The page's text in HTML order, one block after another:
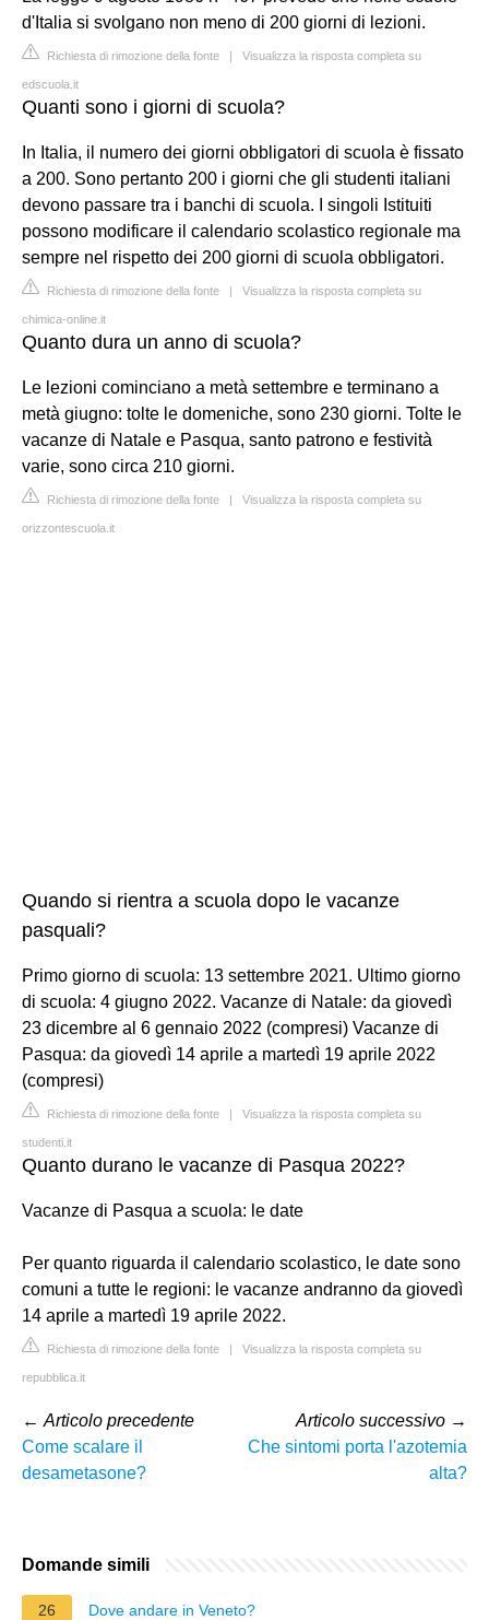
d'Italia si svolgano non meno di 200 giorni di lezioni.
Richiesta di rimozione della fonte | Visualizza la risposta completa su
edscuola.it
Quanti sono i giorni di scuola?
In Italia, il numero dei giorni obbligatori di scuola è fissato
a 200. Sono pertanto 200 i giorni che gli studenti italiani
devono passare tra i banchi di scuola. I singoli Istituiti
possono modificare il calendario scolastico regionale ma
sempre nel rispetto dei 200 giorni di scuola obbligatori.
Richiesta di rimozione della fonte | Visualizza la risposta completa su
chimica-online.it
Quanto dura un anno di scuola?
Le lezioni cominciano a metà settembre e terminano a
metà giugno: tolte le domeniche, sono 230 giorni. Tolte le
vacanze di Natale e Pasqua, santo patrono e festività
varie, sono circa 210 giorni.
Richiesta di rimozione della fonte | Visualizza la risposta completa su
orizzontescuola.it
Quando si rientra a scuola dopo le vacanze
pasquali?
Primo giorno di scuola: 13 settembre 2021. Ultimo giorno
di scuola: 4 giugno 2022. Vacanze di Natale: da giovedì
23 dicembre al 6 gennaio 2022 (compresi) Vacanze di
Pasqua: da giovedì 14 aprile a martedì 19 aprile 2022
(compresi)
Richiesta di rimozione della fonte | Visualizza la risposta completa su
studenti.it
Quanto durano le vacanze di Pasqua 2022?
Vacanze di Pasqua a scuola: le date
Per quanto riguarda il calendario scolastico, le date sono
comuni a tutte le regioni: le vacanze andranno da giovedì
14 aprile a martedì 19 aprile 2022.
Richiesta di rimozione della fonte | Visualizza la risposta completa su
repubblica.it
← Articolo precedente
Come scalare il
desametasone?
Articolo successivo →
Che sintomi porta l'azotemia
alta?
Domande simili
26 Dove andare in Veneto?